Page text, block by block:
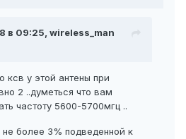
в 09:25, wireless_man
ксв у этой антены при
2 ..думеться что вам
частоту 5600-5700мгц ..
более 3% подведенной к